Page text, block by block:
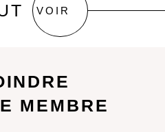
VOIR
MEMBRE